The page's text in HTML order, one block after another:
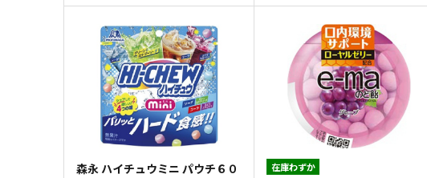
森永 ハイチュウミニ パウチ６０
在庫わずか